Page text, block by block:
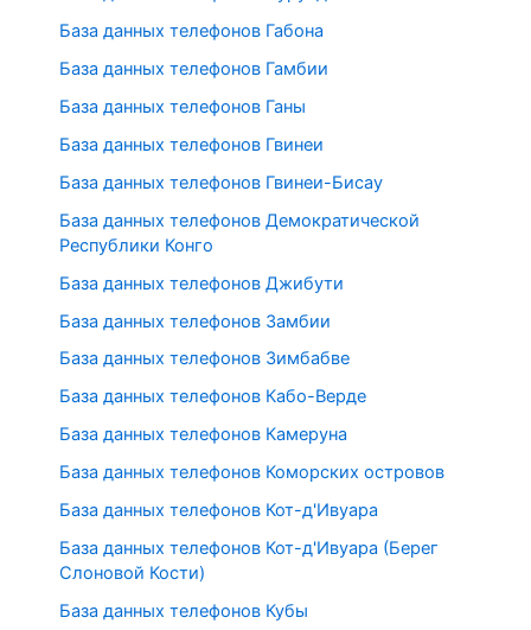
База данных телефонов Габона
База данных телефонов Гамбии
База данных телефонов Ганы
База данных телефонов Гвинеи
База данных телефонов Гвинеи-Бисау
База данных телефонов Демократической
Республики Конго
База данных телефонов Джибути
База данных телефонов Замбии
База данных телефонов Зимбабве
База данных телефонов Кабо-Верде
База данных телефонов Камеруна
База данных телефонов Коморских островов
База данных телефонов Кот-д'Ивуара
База данных телефонов Кот-д'Ивуара (Берег
Слоновой Кости)
База данных телефонов Кубы